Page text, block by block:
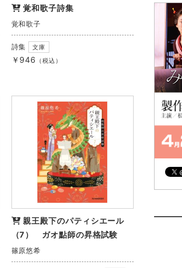
覚和歌子詩集
覚和歌子
詩集 文庫
￥946 （税込）
親王殿下のパティシエール
（7） ガオ點師の昇格試験
篠原悠希